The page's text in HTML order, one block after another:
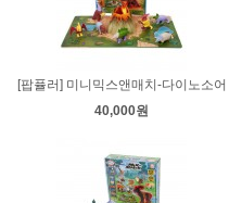
[팝퓰러] 미니믹스앤매치-다이노소어
40,000원